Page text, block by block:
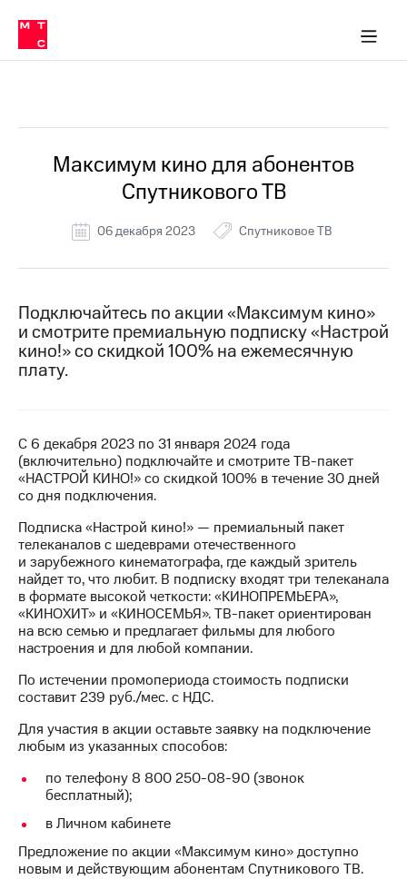
связь
Сервисы и подписки
30% на связь
кабинеты
Мобильная
и
Спутниковое
МТС
Деньги
номер
в МТС
Роуминг
Семейная
группа
Заказать
SIM-
карту
Оформить
eSIM
карта
для
Оформить
номер
Выбрать
красивый
номер
в МТС
Услуги
приложение
Мой
МТС
Тарифы
RED,
РИИЛ
и МТС
Супер
дешевле
при
оплате
с карты
МТС
Деньги
и подключите
ТВ
тарифом
Тарифы
Интернет,
ТВ и телефон
для дома
Максимум кино для абонентов
Спутникового ТВ
06 декабря 2023 Спутниковое ТВ
Подключайтесь по акции «Максимум кино»
и смотрите премиальную подписку «Настрой
кино!» со скидкой 100% на ежемесячную
плату.
С 6 декабря 2023 по 31 января 2024 года
(включительно) подключайте и смотрите ТВ-пакет
«НАСТРОЙ КИНО!» со скидкой 100% в течение 30 дней
со дня подключения.
Подписка «Настрой кино!» — премиальный пакет
телеканалов с шедеврами отечественного
и зарубежного кинематографа, где каждый зритель
найдет то, что любит. В подписку входят три телеканала
в формате высокой четкости: «КИНОПРЕМЬЕРА»,
«КИНОХИТ» и «КИНОСЕМЬЯ». ТВ-пакет ориентирован
на всю семью и предлагает фильмы для любого
настроения и для любой компании.
По истечении промопериода стоимость подписки
составит 239 руб./мес. с НДС.
Для участия в акции оставьте заявку на подключение
любым из указанных способов:
по телефону 8 800 250-08-90 (звонок
бесплатный);
в Личном кабинете
Предложение по акции «Максимум кино» доступно
новым и действующим абонентам Спутникового ТВ.